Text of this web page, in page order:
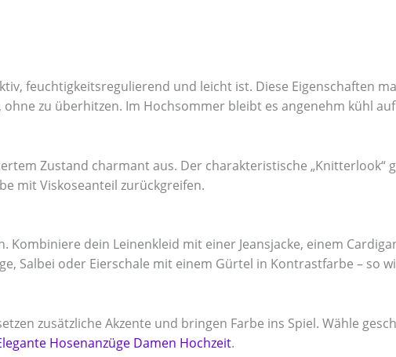
feuchtigkeitsregulierend und leicht ist. Diese Eigenschaften
zu überhitzen. Im Hochsommer bleibt es angenehm kühl
Zustand charmant aus. Der charakteristische „Knitterlook“
mit Viskoseanteil zurückgreifen.
Kombiniere dein Leinenkleid mit einer Jeansjacke, einem
Salbei oder Eierschale mit einem Gürtel in Kontrastfarbe – so
zusätzliche Akzente und bringen Farbe ins Spiel. Wähle
Hosenanzüge Damen Hochzeit.